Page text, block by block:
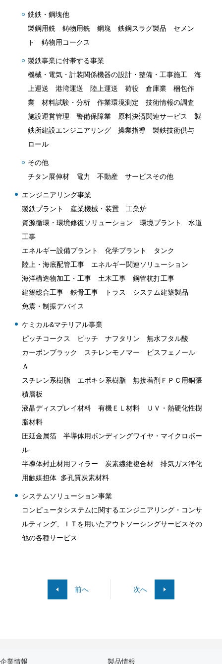
銑鉄・鋼塊他
製鋼用銑 鋳物用銑 鋼塊 鉄鋼スラグ製品 セメン
ト 鋳物用コークス
製鉄事業に付帯する事業
機械・電気・計装関係機器の設計・整備・工事施工 海
上運送 港湾運送 陸上運送 荷役 倉庫業 梱包作
業 材料試験・分析 作業環境測定 技術情報の調査
施設運営管理 警備保障業 原料決済関連サービス 製
鉄所建設エンジニアリング 操業指導 製鉄技術供与
ロール
その他
チタン展伸材 電力 不動産 サービスその他
エンジニアリング事業
製鉄プラント 産業機械・装置 工業炉
資源循環・環境修復ソリューション 環境プラント 水道
工事
エネルギー設備プラント 化学プラント タンク
陸上・海底配管工事 エネルギー関連ソリューション
海洋構造物加工・工事 土木工事 鋼管杭打工事
建築総合工事 鉄骨工事 トラス システム建築製品
免震・制振デバイス
ケミカル&マテリアル事業
ピッチコークス ピッチ ナフタリン 無水フタル酸
カーボンブラック スチレンモノマー ビスフェノール
Ａ
スチレン系樹脂 エポキシ系樹脂 無接着剤ＦＰＣ用銅張
積層板
液晶ディスプレイ材料 有機ＥＬ材料 ＵＶ・熱硬化性樹
脂材料
圧延金属箔 半導体用ボンディングワイヤ・マイクロボー
ル
半導体封止材用フィラー 炭素繊維複合材 排気ガス浄化
用触媒担体 多孔質炭素材料
システムソリューション事業
コンピュータシステムに関するエンジニアリング・コンサ
ルティング、ＩＴを用いたアウトソーシングサービスその
他の各種サービス
前へ 次へ
企業情報 製品情報